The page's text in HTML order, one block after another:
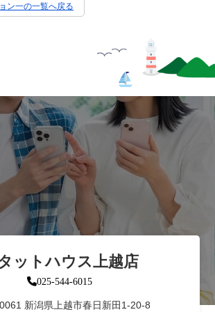
ン一の一覧へ戻る
ットハウス上越店
025-544-6015
新潟県上越市春日新田1-20-8